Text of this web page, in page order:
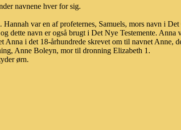
navnene hver for sig.
var en af profeternes, Samuels, mors navn i Det
dette navn er også brugt i Det Nye Testemente. Anna
Anna i det 18-århundrede skrevet om til navnet Anne,
Anne Boleyn, mor til dronning Elizabeth 1.
ørn.